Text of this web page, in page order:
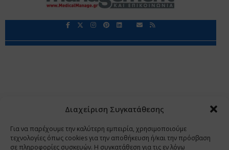
Διαχείριση Συγκατάθεσης
Για να παρέχουμε την καλύτερη εμπειρία, χρησιμοποιούμε
τεχνολογίες όπως cookies για την αποθήκευση ή/και την πρόσβαση
σε πληροφορίες συσκευών. Η συγκατάθεση για τις εν λόγω
Copyright 2009 - 2026 © Χαραμή Α.Ε.